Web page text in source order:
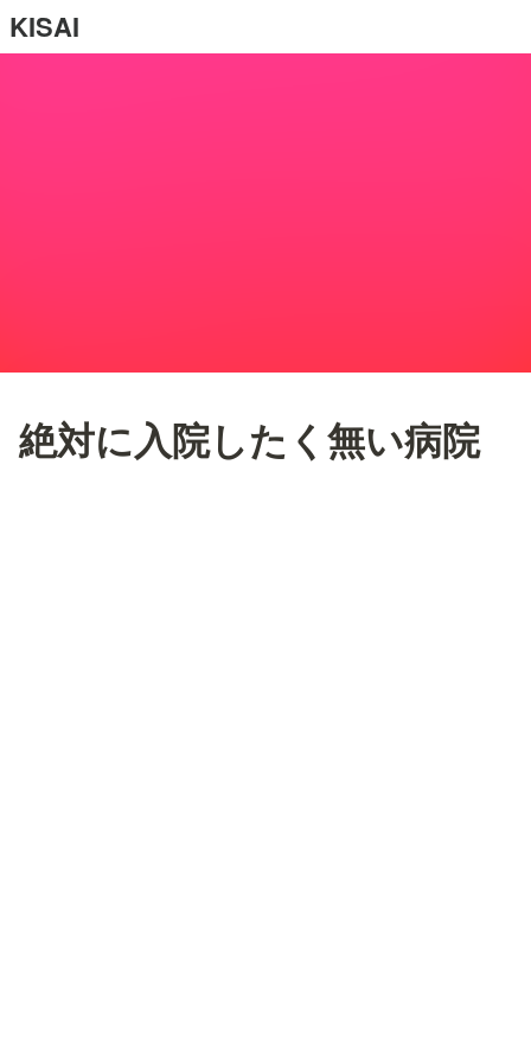
KISAI
絶対に入院したく無い病院